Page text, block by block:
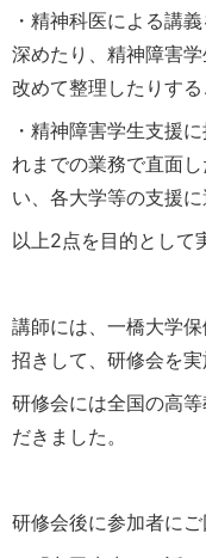
・精神科医による講
深めたり、精神障害
改めて整理したりする
・精神障害学生支援
れまでの業務で直面
い、各大学等の支援
以上2点を目的として
講師には、一橋大学
招きして、研修会を実
研修会には全国の高
だきました。
研修会後に参加者に